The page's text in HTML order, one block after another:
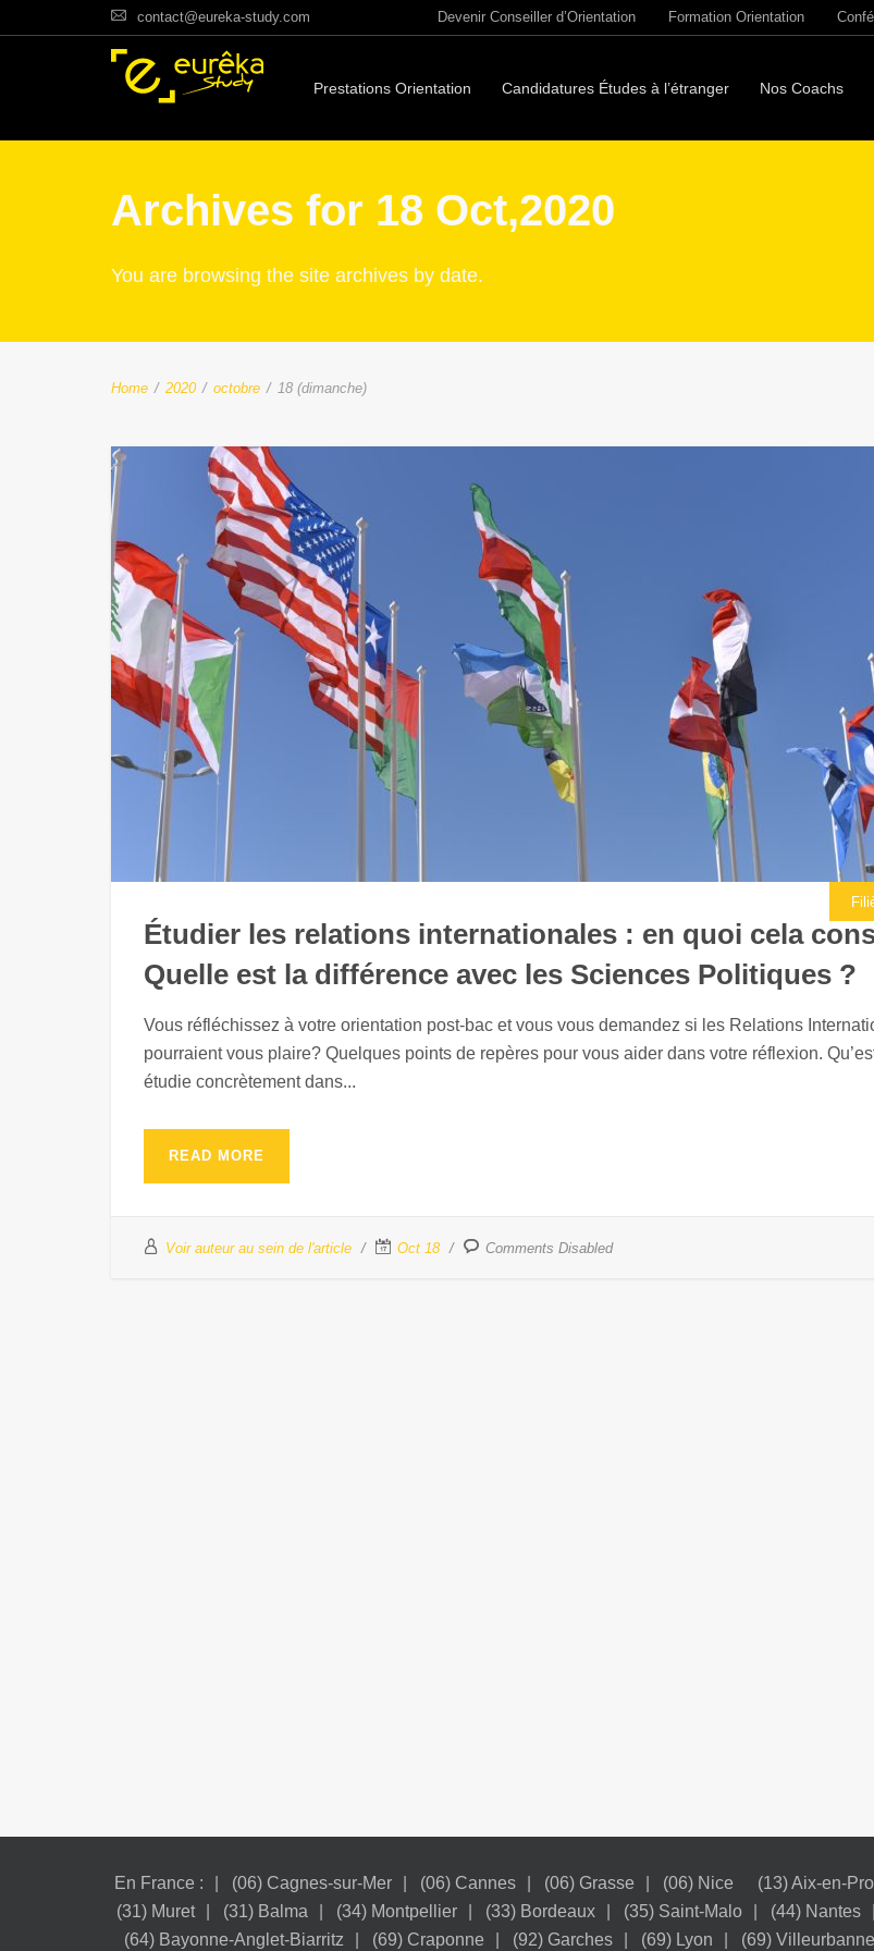
contact@eureka-study.com Devenir Conseiller d’Orientation Formation Orientation
Prestations Orientation Candidatures Études à l’étranger Nos Coachs
Archives for 18 Oct,2020
You are browsing the site archives by date.
Home / 2020 / octobre / 18 (dimanche)
Étudier les relations internationales : en quoi cela
Quelle est la différence avec les Sciences Politiques ?
Vous réfléchissez à votre orientation post-bac et vous vous demandez si les Relations
pourraient vous plaire? Quelques points de repères pour vous aider dans votre réflexion.
étudie concrètement dans...
READ MORE
Voir auteur au sein de l'article Oct 18 Comments Disabled
En France : (06) Cagnes-sur-Mer (06) Cannes (06) Grasse (06) Nice (13) Aix-en-
(31) Muret
(31) Balma (34) Montpellier (33) Bordeaux (35) Saint-Malo (44) Nantes
(64) Bayonne-Anglet-Biarritz
(69) Craponne (92) Garches (69) Lyon (69) Villeurbanne